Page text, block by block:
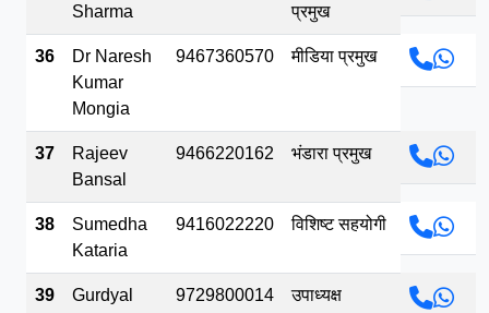
Sharma
प्रमुख
36
Dr Naresh
Kumar
Mongia
9467360570 मीडिया प्रमुख
37
Rajeev
Bansal
9466220162 भंडारा प्रमुख
38
Sumedha
Kataria
9416022220 विशिष्ट सहयोगी
39
Gurdyal
9729800014 उपाध्यक्ष